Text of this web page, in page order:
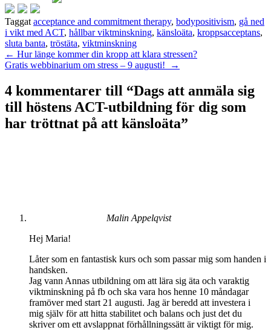
Taggat acceptance and commitment therapy, bodypositivism, gå ned
i vikt med ACT, hållbar viktminskning, känsloäta, kroppsacceptans,
sluta banta, tröstäta, viktminskning
Inläggsnavigering
← Hur länge kommer din kropp att klara stressen?
Gratis webbinarium om stress – 9 augusti!
→
4 kommentarer till “Dags att anmäla sig
till höstens ACT-utbildning för dig som
har tröttnat på att känsloäta”
Malin Appelqvist
Hej Maria!
Låter som en fantastisk kurs och som passar mig som handen i
handsken.
Jag vann Annas utbildning om att lära sig äta och varaktig
viktminskning på fb och ska vara hos henne 10 måndagar
framöver med start 21 augusti. Jag är beredd att investera i
mig själv för att hitta stabilitet och balans och just det du
skriver om ett avslappnat förhållningssätt är viktigt för mig.